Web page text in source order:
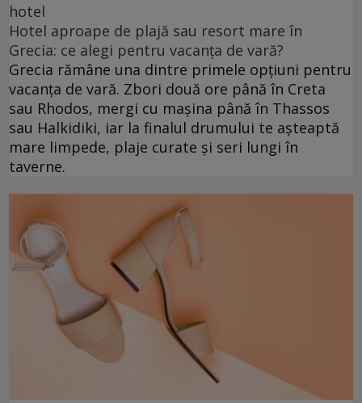
hotel
Hotel aproape de plajă sau resort mare în
Grecia: ce alegi pentru vacanța de vară?
Grecia rămâne una dintre primele opțiuni pentru
vacanța de vară. Zbori două ore până în Creta
sau Rhodos, mergi cu mașina până în Thassos
sau Halkidiki, iar la finalul drumului te așteaptă
mare limpede, plaje curate și seri lungi în
taverne.